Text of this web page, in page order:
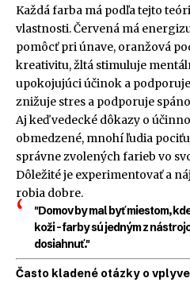
Každá farba má podľa tejto
vlastnosti. Červená má
pomôcť pri únave, oranžová
kreativitu, žltá stimuluje
upokojujúci účinok a
znižuje stres a podporuje
Aj keď vedecké dôkazy o
obmedzené, mnohí ľudia
správne zvolených farieb vo
Dôležité je experimentovať a
robia dobre.
"Domov by mal byť miestom,
koži – farby sú jedným z
dosiahnuť."
Často kladené otázky o